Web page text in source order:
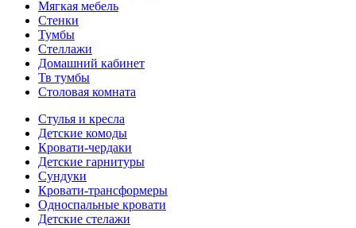
Мягкая мебель
Стенки
Тумбы
Стеллажи
Домашний кабинет
Тв тумбы
Столовая комната
Стулья и кресла
Детские комоды
Кровати-чердаки
Детские гарнитуры
Сундуки
Кровати-трансформеры
Односпальные кровати
Детские стелажи